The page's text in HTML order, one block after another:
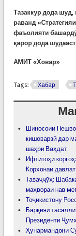
Тазаккур дода шуд,
раванд
фаъолияти
қарор дода
АМИТ «Ховар»
Tags: Хабар
Шиносоии
кишоварзӣ дар
шаҳри Ваҳдат
Ифтитоҳи
Корхонаи
Таваҷҷӯҳ:
маҳвораи нав
Тоҷикистону
Барқияи
Президенти
Ҳунармандони